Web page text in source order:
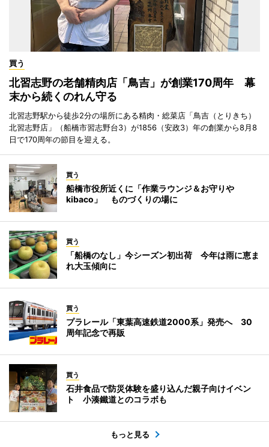
買う
北習志野の老舗精肉店「鳥吉」が創業170周年 幕
末から続くのれん守る
北習志野駅から徒歩2分の場所にある精肉・総菜店「鳥吉（とりきち）
北習志野店」（船橋市習志野台3）が1856（安政3）年の創業から8月8
日で170周年の節目を迎える。
買う
船橋市役所近くに「作業ラウンジ＆お守りや
kibaco」 ものづくりの場に
買う
「船橋のなし」今シーズン初出荷 今年は雨に恵ま
れ大玉傾向に
買う
プラレール「東葉高速鉄道2000系」発売へ 30
周年記念で再販
買う
石井食品で防災体験を盛り込んだ親子向けイベン
ト 小湊鐵道とのコラボも
もっと見る